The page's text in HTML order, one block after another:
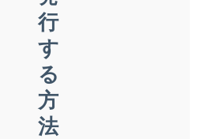
行
す
る
方
法